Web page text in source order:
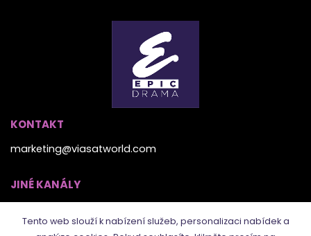
KONTAKT
marketing@viasatworld.com
JINÉ KANÁLY
Tento web slouží k nabízení služeb, personalizaci nabídek a